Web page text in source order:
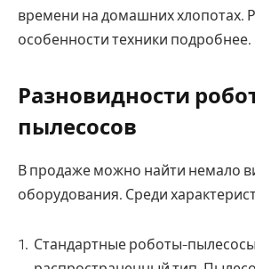
времени на домашних хлопотах.
особенности техники подробнее.
Разновидности
пылесосов
В продаже можно найти немало
оборудования. Среди
Стандартные роботы-